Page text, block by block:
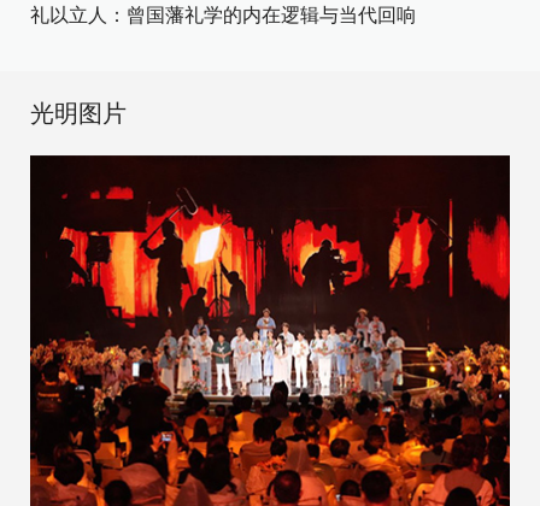
礼以立人：曾国藩礼学的内在逻辑与当代回响
光明图片